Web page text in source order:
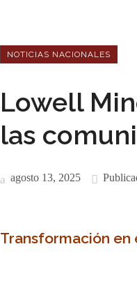
NOTICIAS NACIONALES
Lowell
las
agosto 13, 2025
Transformación en